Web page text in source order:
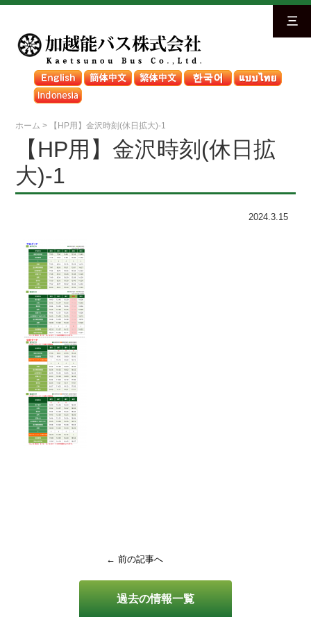
三
ホーム > 【HP用】金沢時刻(休日拡大)-1
過去の情報一覧
【HP用】金沢時刻(休日拡
大)-1
2024.3.15
← 前の記事へ